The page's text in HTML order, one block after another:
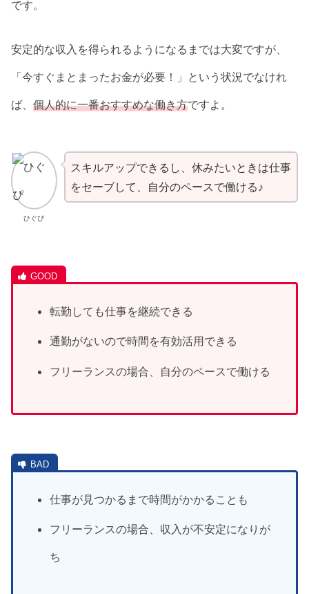
です。
安定的な収入を得られるようになるまでは大変ですが、
「今すぐまとまったお金が必要！」という状況でなけれ
ば、 個人的に一番おすすめな働き方ですよ。
ひぐぴ
スキルアップできるし、休みたいときは仕事
をセーブして、自分のペースで働ける♪
転勤しても仕事を継続できる
通勤がないので時間を有効活用できる
フリーランスの場合、自分のペースで働ける
仕事が見つかるまで時間がかかることも
フリーランスの場合、収入が不安定になりが
ち